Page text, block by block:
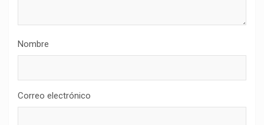
Nombre
Correo electrónico